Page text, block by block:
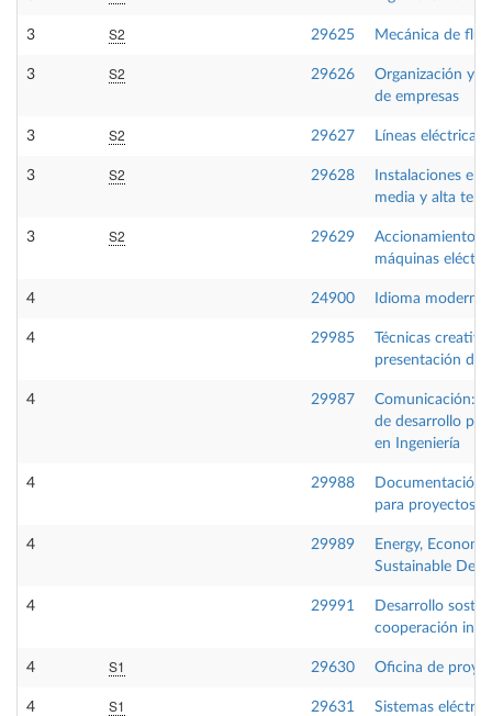
3 S2 29625 Mecánica de
3 S2 29626
Organización y
de empresas
3 S2 29627 Líneas eléctricas
3 S2 29628
Instalaciones
media y alta
3 S2 29629
Accionamientos
máquinas
4 24900 Idioma moderno
4 29985
Técnicas
presentación de
4 29987
de desarrollo
en Ingeniería
4 29988
Documentación
para proyectos
4 29989
Energy,
Sustainable
4 29991
Desarrollo
cooperación
4 S1 29630 Oficina de
4 S1 29631
Sistemas